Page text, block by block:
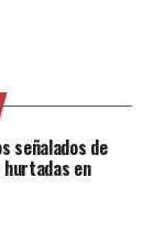
señalados de
en